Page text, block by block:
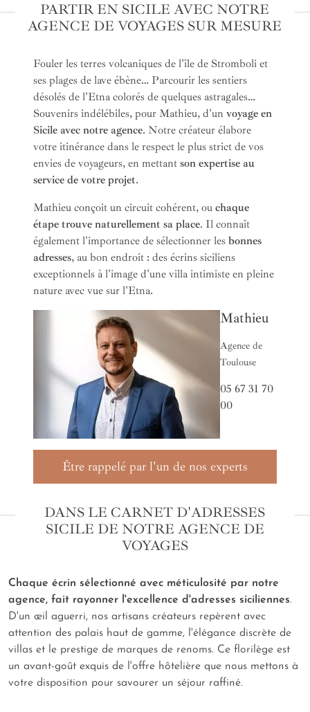
PARTIR EN SICILE AVEC NOTRE
AGENCE DE VOYAGES SUR MESURE
Fouler les terres volcaniques de l'île de Stromboli et
ses plages de lave ébène… Parcourir les sentiers
désolés de l'Etna colorés de quelques astragales…
Souvenirs indélébiles, pour Mathieu, d'un voyage en
Sicile avec notre agence. Notre créateur élabore
votre itinérance dans le respect le plus strict de vos
envies de voyageurs, en mettant son expertise au
service de votre projet.
Mathieu conçoit un circuit cohérent, ou chaque
étape trouve naturellement sa place. Il connaît
également l'importance de sélectionner les bonnes
adresses, au bon endroit : des écrins siciliens
exceptionnels à l'image d'une villa intimiste en pleine
nature avec vue sur l'Etna.
Mathieu
Agence de
Toulouse
05 67 31 70
00
Être rappelé par l'un de nos experts
DANS LE CARNET D'ADRESSES
SICILE DE NOTRE AGENCE DE
VOYAGES
Chaque écrin sélectionné avec méticulosité par notre
agence, fait rayonner l'excellence d'adresses siciliennes.
D'un œil aguerri, nos artisans créateurs repèrent avec
attention des palais haut de gamme, l'élégance discrète de
villas et le prestige de marques de renoms. Ce florilège est
un avant-goût exquis de l'offre hôtelière que nous mettons à
votre disposition pour savourer un séjour raffiné.